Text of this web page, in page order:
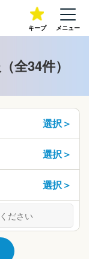
キープ メニュー
全34件）
選択＞
選択＞
選択＞